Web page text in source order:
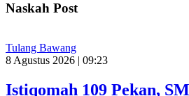
Naskah Post
Tulang Bawang
8 Agustus 2026 | 09:23
Istiqomah 109 Pekan,